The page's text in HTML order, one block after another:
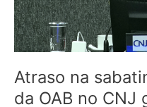
Atraso na
da OAB no CNJ
CNJ
gera
impasse
em
debate
sobre
litigância